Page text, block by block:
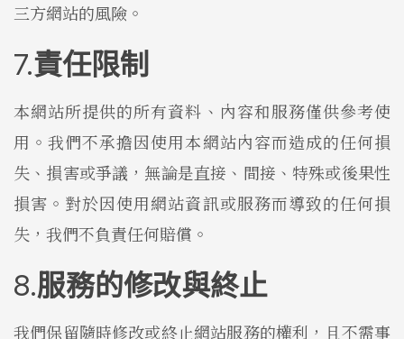
三方網站的風險。
責任限制
本網站所提供的所有資料、內容和服務僅供參考使
用。我們不承擔因使用本網站內容而造成的任何損
失、損害或爭議，無論是直接、間接、特殊或後果性
損害。對於因使用網站資訊或服務而導致的任何損
失，我們不負責任何賠償。
服務的修改與終止
我們保留隨時修改或終止網站服務的權利，且不需事